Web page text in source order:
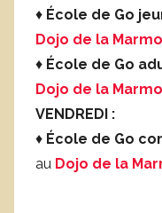
♦ École de Go
Dojo de la
♦ École de Go
Dojo de la
VENDREDI :
♦ École de Go
au Dojo de la